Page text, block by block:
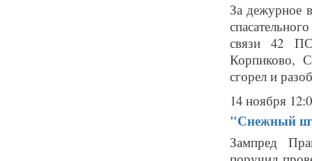
За дежурное
связи 42
Корпиково,
сгорел и
14 ноября
"Снежный
Зампред